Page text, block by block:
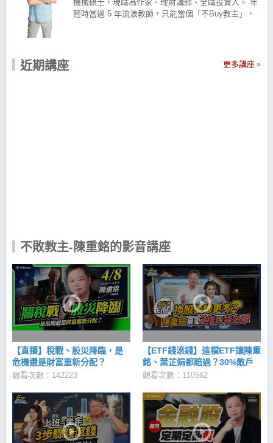
機械碩士，現職為作家、理財講師、全職投資人。 年
輕時當過 5 年流浪教師，只能當個「不Buy教主」，
團， 向大家分享投資理財觀念，並將 20 多年投資股
市的寶貴經驗撰寫成書。 只要肯努力，大家都可以改
開始計算自己賺了多少、賠了多少， 心情跟著股價起
誤決策。 投資有價值的股票，最迷人之處就是手中的
持股成本會逐年降低，而成本越低， 手中持股就相對
越安全，只要繼續灌溉其他有價值的好股票，遲早達
到財富自由， 只要越早投資存股，越早感受到複利存
股的威力，股利與價差也可以同時擁有。 陳重銘-不敗
存股術APP 不主張價格比較，而是一個價值投資為
早財富自由。 陳重銘-不敗存股術 iOS下載
>>https://cmy.tw/00C5g8 陳重銘-不敗存股術 Android
下載 >>https://cmy.tw/00BWUc
近期講座 更多講座
不敗教主-陳重銘的影音講座
【直播】稅戰、股災降臨，是
危機還是財富重新分配？
觀看次數：142223
【ETF錢滾錢】這檔ETF讓陳重
銘、葉芷娟都賠過？30%散戶
正在住套房，未來一定下
息、價差全都有？｜2023年
ETF熱門交易排行
觀看次數：110562